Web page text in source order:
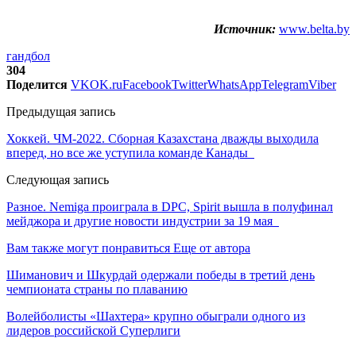
Источник: www.belta.by
гандбол
304
Поделится VKOK.ruFacebookTwitterWhatsAppTelegramViber
Предыдущая запись
Хоккей. ЧМ-2022. Сборная Казахстана дважды выходила
вперед, но все же уступила команде Канады
Следующая запись
Разное. Nemiga проиграла в DPC, Spirit вышла в полуфинал
мейджора и другие новости индустрии за 19 мая
Вам также могут понравиться Еще от автора
Шиманович и Шкурдай одержали победы в третий день
чемпионата страны по плаванию
Волейболисты «Шахтера» крупно обыграли одного из
лидеров российской Суперлиги